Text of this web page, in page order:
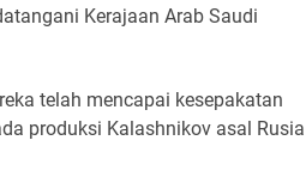
Kerajaan Arab Saudi
telah mencapai kesepakatan
produksi Kalashnikov asal Rusia